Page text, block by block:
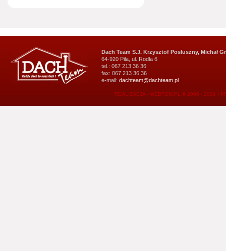
Dach Team S.J. Krzysztof Posłuszny, Michał
64-920 Piła, ul. Rodła 6
tel.: 067 213 36 36
fax: 067 213 36 36
e-mail: dachteam@dachteam.pl
REALIZACJA - WEBTOM.PL © 2006 - 2009 |